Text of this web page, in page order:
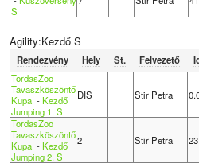
S
Agility:Kezdő S
Rendezvény Hely St. Felvezető
TordasZoo
Tavaszköszöntő
Kupa-Kezdő
Jumping 1. S
DIS Stir Petra
TordasZoo
Tavaszköszöntő
Kupa-Kezdő
Jumping 2. S
2 Stir Petra